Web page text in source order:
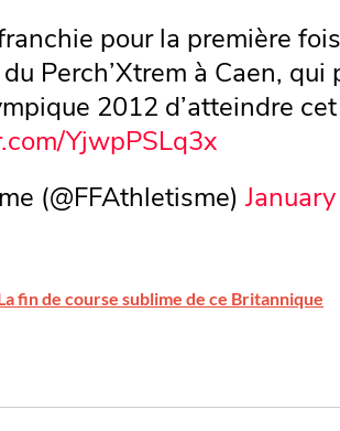
pour la première
Perch’Xtrem à Caen, qui
2012 d’atteindre
YjwpPSLq3x
(@FFAthletisme)
fin de course sublime de ce Britannique